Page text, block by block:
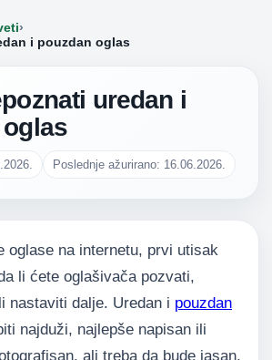
›
i pouzdan oglas
uredan i
Poslednje ažurirano: 16.06.2026.
oglase na internetu, prvi utisak
li ćete oglašivača pozvati,
nastaviti dalje. Uredan i pouzdan
najduži, najlepše napisan ili
ali treba da bude jasan,